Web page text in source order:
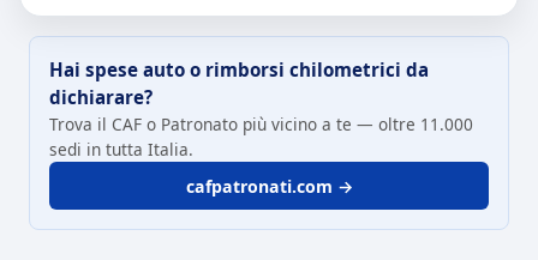
Hai spese auto o rimborsi chilometrici da
dichiarare?
Trova il CAF o Patronato più vicino a te — oltre 11.000
sedi in tutta Italia.
cafpatronati.com →